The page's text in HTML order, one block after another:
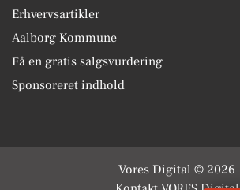
Erhvervsartikler
Aalborg Kommune
Få en gratis salgsvurdering
Sponsoreret indhold
Vores Digital © 2026